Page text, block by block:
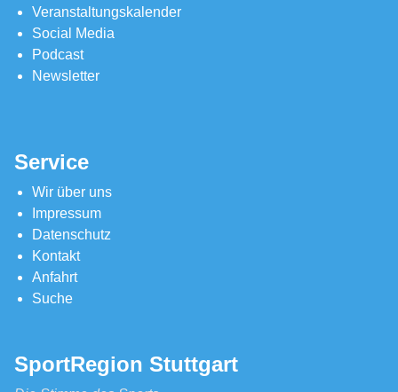
Veranstaltungskalender
Social Media
Podcast
Newsletter
Service
Wir über uns
Impressum
Datenschutz
Kontakt
Anfahrt
Suche
SportRegion Stuttgart